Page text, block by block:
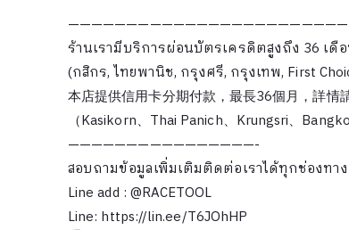
ร้านเรามีบริการผ่อนบัตรเครดิตสูงถึง 36 เดื
(กสิกร, ไทยพานิช, กรุงศรี, กรุงเทพ, First
本店提供信用卡分期付款，最長36個月，詳情
（Kasikorn、Thai Panich、Krungsri、
————————————————-
สอบถามข้อมูลเพิ่มเติมติดต่อเราได้ทุกช่องทา
Line add : @RACETOOL
Line: https://lin.ee/T6JOhHP